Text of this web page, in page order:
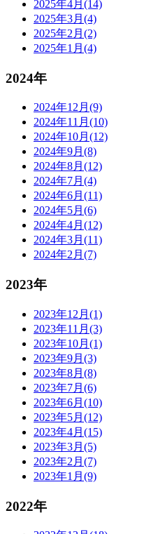
2025年4月(14)
2025年3月(4)
2025年2月(2)
2025年1月(4)
2024年
2024年12月(9)
2024年11月(10)
2024年10月(12)
2024年9月(8)
2024年8月(12)
2024年7月(4)
2024年6月(11)
2024年5月(6)
2024年4月(12)
2024年3月(11)
2024年2月(7)
2023年
2023年12月(1)
2023年11月(3)
2023年10月(1)
2023年9月(3)
2023年8月(8)
2023年7月(6)
2023年6月(10)
2023年5月(12)
2023年4月(15)
2023年3月(5)
2023年2月(7)
2023年1月(9)
2022年